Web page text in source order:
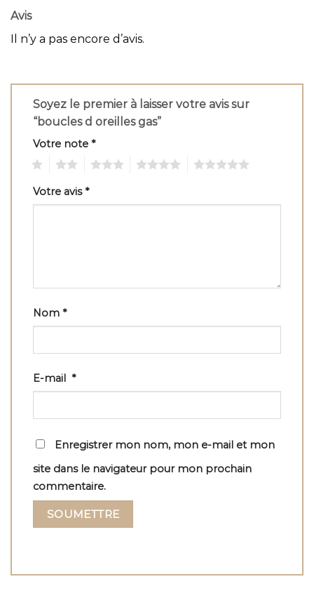
Avis
Il n’y a pas encore d’avis.
Soyez le premier à laisser votre avis sur
“boucles d oreilles gas”
Votre note *
Votre avis*
Nom *
E-mail *
Enregistrer mon nom, mon e-mail et mon
site dans le navigateur pour mon prochain
commentaire.